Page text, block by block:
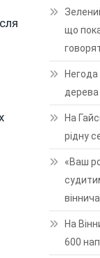
що
Негода
дерева
На
рідну
«Ваш
На
600